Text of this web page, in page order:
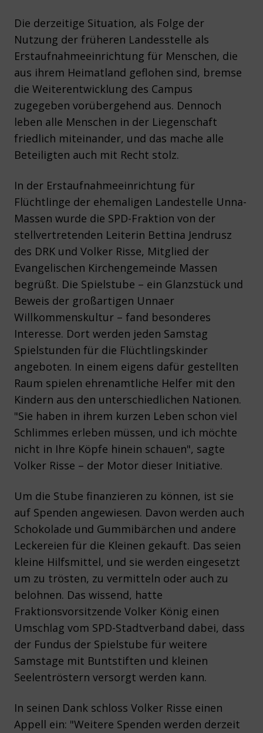
Die derzeitige Situation, als Folge der
Nutzung der früheren Landesstelle als
Erstaufnahmeeinrichtung für Menschen, die
aus ihrem Heimatland geflohen sind, bremse
die Weiterentwicklung des Campus
zugegeben vorübergehend aus. Dennoch
leben alle Menschen in der Liegenschaft
friedlich miteinander, und das mache alle
Beteiligten auch mit Recht stolz.
In der Erstaufnahmeeinrichtung für
Flüchtlinge der ehemaligen Landestelle Unna-
Massen wurde die SPD-Fraktion von der
stellvertretenden Leiterin Bettina Jendrusz
des DRK und Volker Risse, Mitglied der
Evangelischen Kirchengemeinde Massen
begrüßt. Die Spielstube – ein Glanzstück und
Beweis der großartigen Unnaer
Willkommenskultur – fand besonderes
Interesse. Dort werden jeden Samstag
Spielstunden für die Flüchtlingskinder
angeboten. In einem eigens dafür gestellten
Raum spielen ehrenamtliche Helfer mit den
Kindern aus den unterschiedlichen Nationen.
"Sie haben in ihrem kurzen Leben schon viel
Schlimmes erleben müssen, und ich möchte
nicht in Ihre Köpfe hinein schauen", sagte
Volker Risse – der Motor dieser Initiative.
Um die Stube finanzieren zu können, ist sie
auf Spenden angewiesen. Davon werden auch
Schokolade und Gummibärchen und andere
Leckereien für die Kleinen gekauft. Das seien
kleine Hilfsmittel, und sie werden eingesetzt
um zu trösten, zu vermitteln oder auch zu
belohnen. Das wissend, hatte
Fraktionsvorsitzende Volker König einen
Umschlag vom SPD-Stadtverband dabei, dass
der Fundus der Spielstube für weitere
Samstage mit Buntstiften und kleinen
Seelentröstern versorgt werden kann.
In seinen Dank schloss Volker Risse einen
Appell ein: "Weitere Spenden werden derzeit